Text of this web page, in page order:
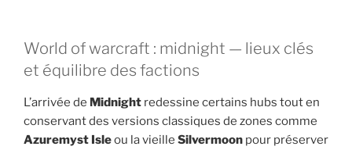
World of warcraft : midnight — lieux clés
et équilibre des factions
L’arrivée de Midnight redessine certains hubs tout en
conservant des versions classiques de zones comme
Azuremyst Isleou la vieille Silvermoon pour préserver